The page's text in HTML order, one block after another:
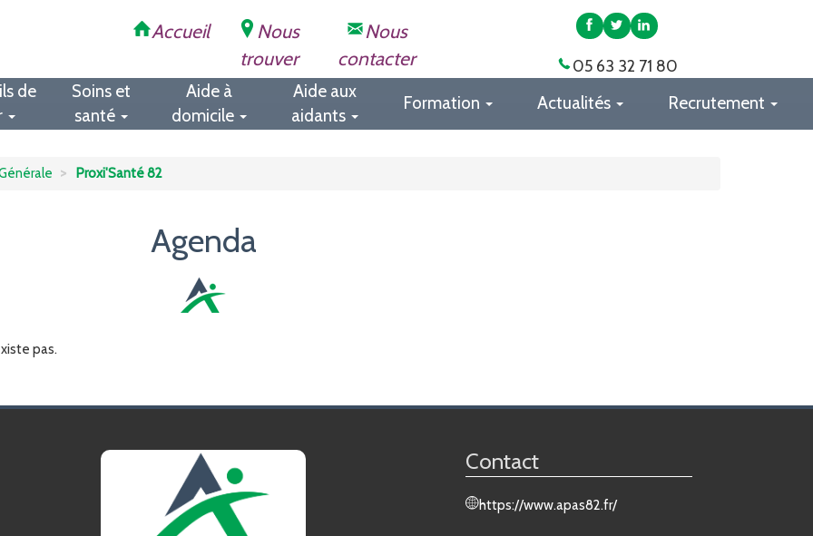
Accueil
Nous
trouver
Nous
contacter
APAS
sur
Facebook
APAS
sur
Twitter
APAS
sur
LinkedIn
05 63 32 71 80
de
Soins et
santé
Aide à
domicile
Aide aux
aidants
Formation Actualités Recrutement
Proxi'Santé 82
Agenda
pas.
Contact
https://www.apas82.fr/